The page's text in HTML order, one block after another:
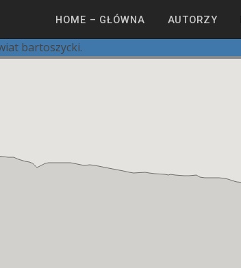
HOME – GŁÓWNA AUTORZY